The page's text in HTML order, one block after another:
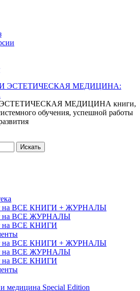
МЕДИЦИНА книги,
обучения, успешной работы
на ВСЕ КНИГИ + ЖУРНАЛЫ
на ВСЕ ЖУРНАЛЫ
на ВСЕ КНИГИ
на ВСЕ КНИГИ + ЖУРНАЛЫ
на ВСЕ ЖУРНАЛЫ
на ВСЕ КНИГИ
медицина Special Edition